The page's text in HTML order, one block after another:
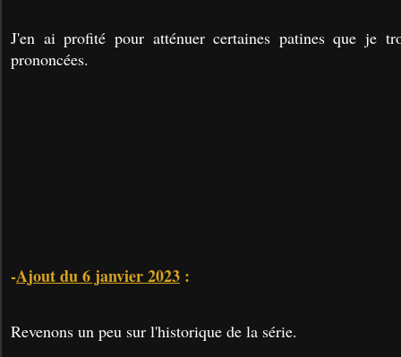
J'en ai profité pour atténuer certaines patines que je
prononcées.
-Ajout du 6 janvier 2023 :
Revenons un peu sur l'historique de la série.